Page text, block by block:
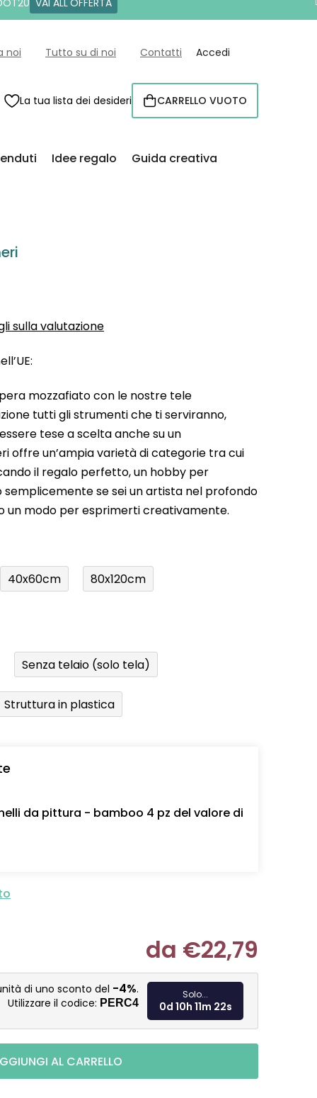
VAI ALL'OFFERTA
noi Tutto su di noi Contatti Accedi
La tua lista dei desideri CARRELLO
CARRELLO VUOTO
Idee regalo Guida creativa
sulla valutazione
mozzafiato con le nostre tele
tutti gli strumenti che ti serviranno,
tese a scelta anche su un
offre un’ampia varietà di categorie tra cui
il regalo perfetto, un hobby per
se sei un artista nel profondo
un modo per esprimerti creativamente.
40x60cm 80x120cm
Senza telaio (solo tela)
Struttura in plastica
da pittura - bamboo 4 pz del valore di
da €22,79
Misura
di uno sconto del -4%.
Utilizzare il codice: PERC4
Solo...
0d 10h 11m 21s
AL CARRELLO